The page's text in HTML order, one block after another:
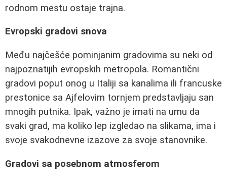
rodnom mestu ostaje trajna.
Evropski gradovi snova
Među najčešće pominjanim gradovima su neki od
najpoznatijih evropskih metropola. Romantični
gradovi poput onog u Italiji sa kanalima ili francuske
prestonice sa Ajfelovim tornjem predstavljaju san
mnogih putnika. Ipak, važno je imati na umu da
svaki grad, ma koliko lep izgledao na slikama, ima i
svoje svakodnevne izazove za svoje stanovnike.
Gradovi sa posebnom atmosferom